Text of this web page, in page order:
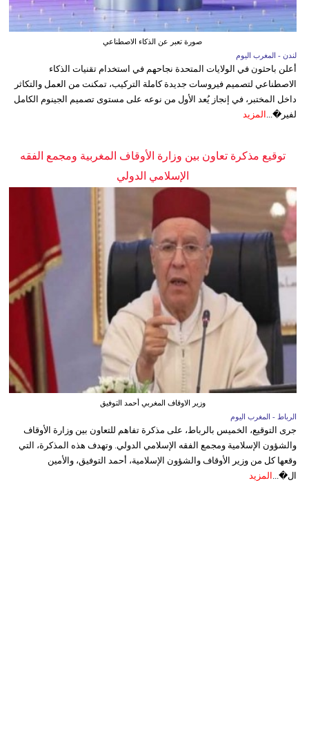
صورة تعبر عن الذكاء الاصطناعي
لندن - المغرب اليوم
أعلن باحثون في الولايات المتحدة نجاحهم في استخدام تقنيات الذكاء
الاصطناعي لتصميم فيروسات جديدة كاملة التركيب، تمكنت من العمل والتكاثر
داخل المختبر، في إنجاز يُعد الأول من نوعه على مستوى تصميم الجينوم الكامل
لفير�...
المزيد
توقيع مذكرة تعاون بين وزارة الأوقاف المغربية ومجمع الفقه
الإسلامي الدولي
وزير الاوقاف المغربي أحمد التوفيق
الرباط - المغرب اليوم
جرى التوقيع، الخميس بالرباط، على مذكرة تفاهم للتعاون بين وزارة الأوقاف
والشؤون الإسلامية ومجمع الفقه الإسلامي الدولي. وتهدف هذه المذكرة، التي
وقعها كل من وزير الأوقاف والشؤون الإسلامية، أحمد التوفيق، والأمين
ال�... المزيد